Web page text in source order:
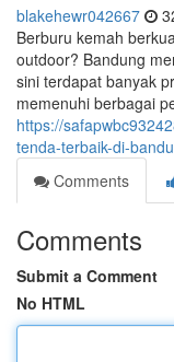
blakehewr042667
Berburu kemah
outdoor? Bandung
sini terdapat banyak
memenuhi berbagai
https://
tenda-terbaik-di-
Comments
Comments
Submit a Comment
No HTML